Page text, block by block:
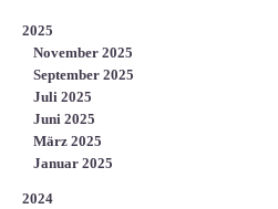
2025
November 2025
September 2025
Juli 2025
Juni 2025
März 2025
Januar 2025
2024